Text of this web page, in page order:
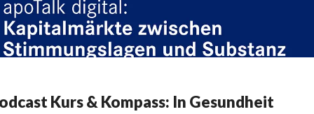
Kurs & Kompass: In Gesundheit